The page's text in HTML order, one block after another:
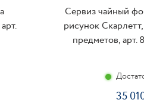
Сервиз чайный
рисунок
предметов, арт.
35